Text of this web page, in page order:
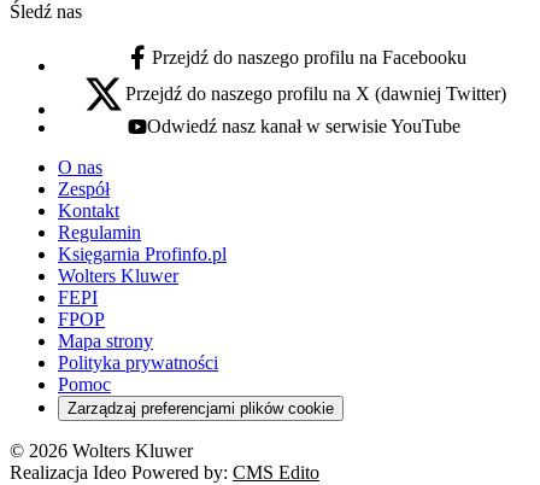
Śledź nas
facebook - otwiera się w nowej karcie
Przejdź do naszego profilu na Facebooku
x - otwiera się w nowej karcie
Przejdź do naszego profilu na X (dawniej Twitter)
youtube - otwiera się w nowej karcie
Odwiedź nasz kanał w serwisie YouTube
O nas
Zespół
Kontakt
Regulamin
Księgarnia Profinfo.pl
Wolters Kluwer
FEPI
FPOP
Mapa strony
Polityka prywatności
Pomoc
Zarządzaj preferencjami plików cookie
© 2026 Wolters Kluwer
Realizacja Ideo Powered by: CMS Edito